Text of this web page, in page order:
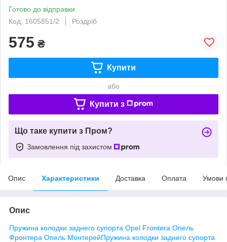
Готово до відправки
Код: 1605851/2
Роздріб
575 ₴
Купити
або
Купити з
Що таке купити з Пром?
Замовлення під захистом
Опис Характеристики Доставка Оплата Умови
Опис
Пружина колодки заднего супорта Opel Frontera Опель
Фронтера Опель МонтерейПружина колодки заднего супорта